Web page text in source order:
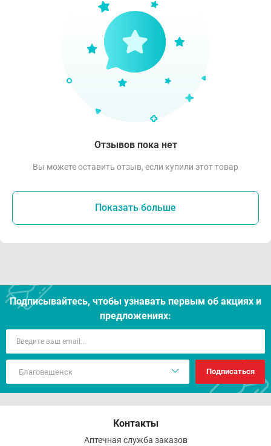
Отзывов пока нет
Вы можете оставить отзыв, если купили этот товар
Показать больше
Подписывайтесь, чтобы узнавать первым об акцияx и
предложениях:
Подписаться
Контакты
Аптечная служба заказов